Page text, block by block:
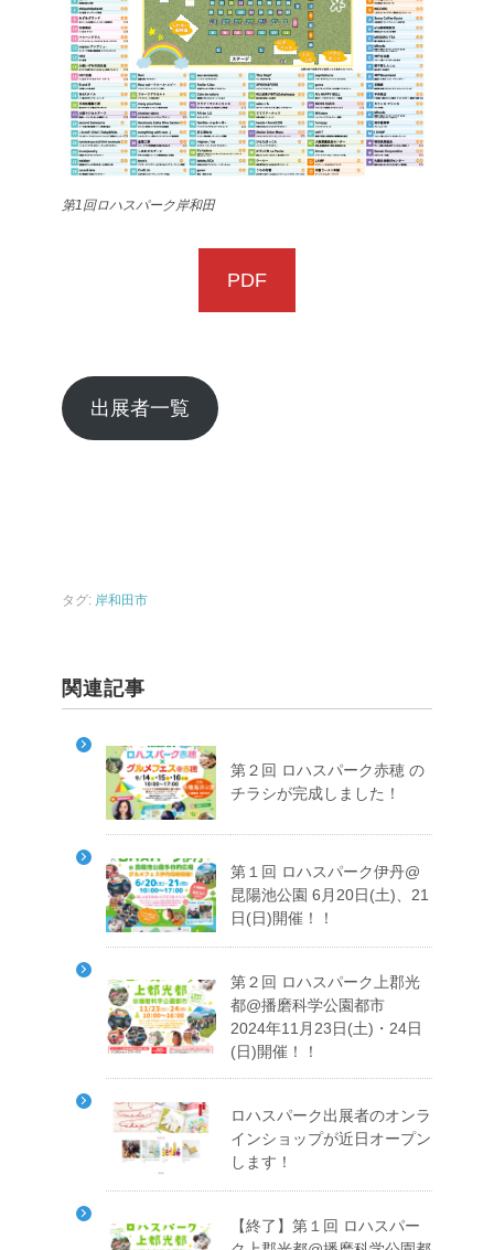
第1回ロハスパーク岸和田
PDF
出展者一覧
タグ: 岸和田市
関連記事
第２回 ロハスパーク赤穂 の
チラシが完成しました！
第１回 ロハスパーク伊丹@
昆陽池公園 6月20日(土)、21
日(日)開催！！
第２回 ロハスパーク上郡光
都@播磨科学公園都市
2024年11月23日(土)・24日
(日)開催！！
ロハスパーク出展者のオンラ
インショップが近日オープン
します！
【終了】第１回 ロハスパー